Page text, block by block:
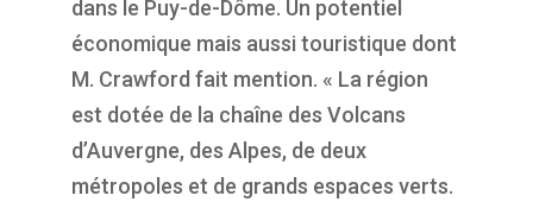
dans le Puy-de-Dôme. Un potentiel
économique mais aussi touristique dont
M. Crawford fait mention. « La région
est dotée de la chaîne des Volcans
d’Auvergne, des Alpes, de deux
métropoles et de grands espaces verts.